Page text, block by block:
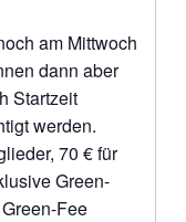
am Mittwoch
dann aber
Startzeit
werden.
70 € für
Green-
Fee